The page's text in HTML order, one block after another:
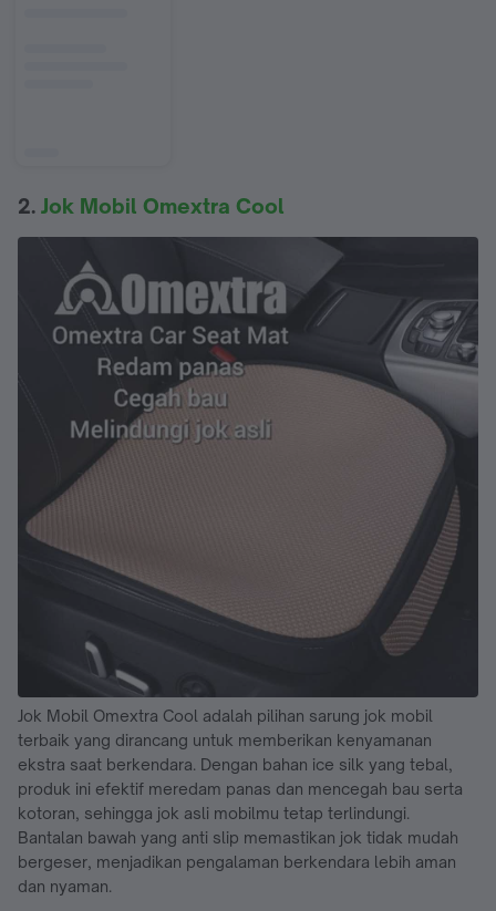
2. Jok Mobil Omextra Cool
Jok Mobil Omextra Cool adalah pilihan sarung jok mobil
terbaik yang dirancang untuk memberikan kenyamanan
ekstra saat berkendara. Dengan bahan ice silk yang tebal,
produk ini efektif meredam panas dan mencegah bau serta
kotoran, sehingga jok asli mobilmu tetap terlindungi.
Bantalan bawah yang anti slip memastikan jok tidak mudah
bergeser, menjadikan pengalaman berkendara lebih aman
dan nyaman.